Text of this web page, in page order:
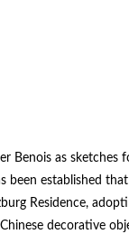
Benois as sketches
been established
Residence,
decorative